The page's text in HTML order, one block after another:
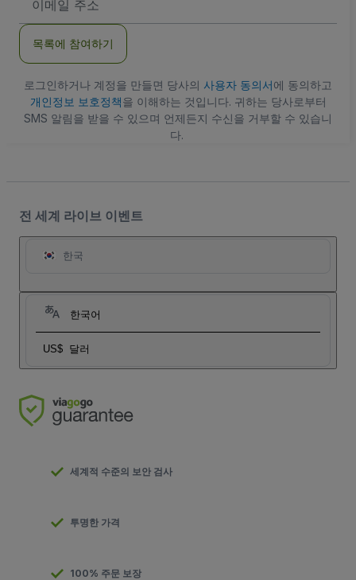
메
소
목록에 참여하기
로그인하거나 계정을 만들면 당사의 사용자 동의서에 동의하고
개인정보 보호정책을 이해하는 것입니다. 귀하는 당사로부터
SMS 알림을 받을 수 있으며 언제든지 수신을 거부할 수 있습니
다.
전 세계 라이브 이벤트
한국
한국어
US$ 달러
세계적 수준의 보안 검사
투명한 가격
100% 주문 보장